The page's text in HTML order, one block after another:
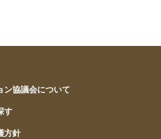
ン協議会について
す
方針